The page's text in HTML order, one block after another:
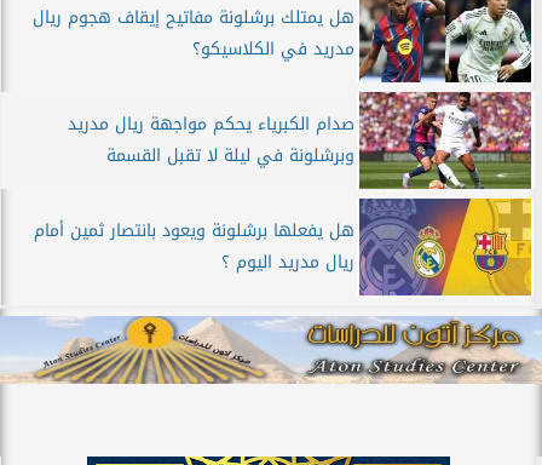
هل يمتلك برشلونة مفاتيح إيقاف هجوم ريال
مدريد في الكلاسيكو؟
صدام الكبرياء يحكم مواجهة ريال مدريد
وبرشلونة في ليلة لا تقبل القسمة
هل يفعلها برشلونة ويعود بانتصار ثمين أمام
ريال مدريد اليوم ؟